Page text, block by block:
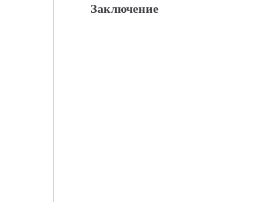
Заключение